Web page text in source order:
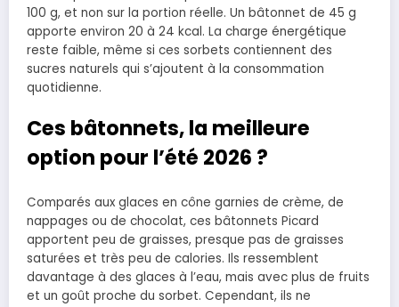
100 g, et non sur la portion réelle. Un bâtonnet de 45 g
apporte environ 20 à 24 kcal. La charge énergétique
reste faible, même si ces sorbets contiennent des
sucres naturels qui s’ajoutent à la consommation
quotidienne.
Ces bâtonnets, la meilleure
option pour l’été 2026 ?
Comparés aux glaces en cône garnies de crème, de
nappages ou de chocolat, ces bâtonnets Picard
apportent peu de graisses, presque pas de graisses
saturées et très peu de calories. Ils ressemblent
davantage à des glaces à l’eau, mais avec plus de fruits
et un goût proche du sorbet. Cependant, ils ne